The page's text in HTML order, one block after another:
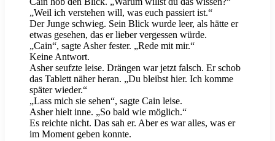
„Weil ich verstehen will, was euch passiert ist.“
Der Junge schwieg. Sein Blick wurde leer, als hätte er
etwas gesehen, das er lieber vergessen würde.
„Cain“, sagte Asher fester. „Rede mit mir.“
Keine Antwort.
Asher seufzte leise. Drängen war jetzt falsch. Er schob
das Tablett näher heran. „Du bleibst hier. Ich komme
später wieder.“
„Lass mich sie sehen“, sagte Cain leise.
Asher hielt inne. „So bald wie möglich.“
Es reichte nicht. Das sah er. Aber es war alles, was er
im Moment geben konnte.